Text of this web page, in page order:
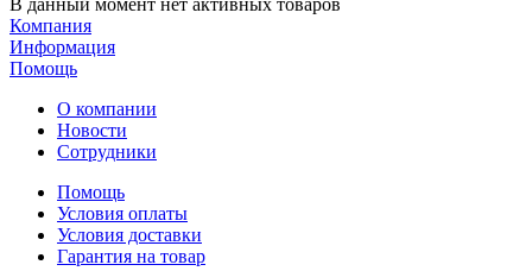
Компания
Информация
Помощь
О компании
Новости
Сотрудники
Помощь
Условия оплаты
Условия доставки
Гарантия на товар